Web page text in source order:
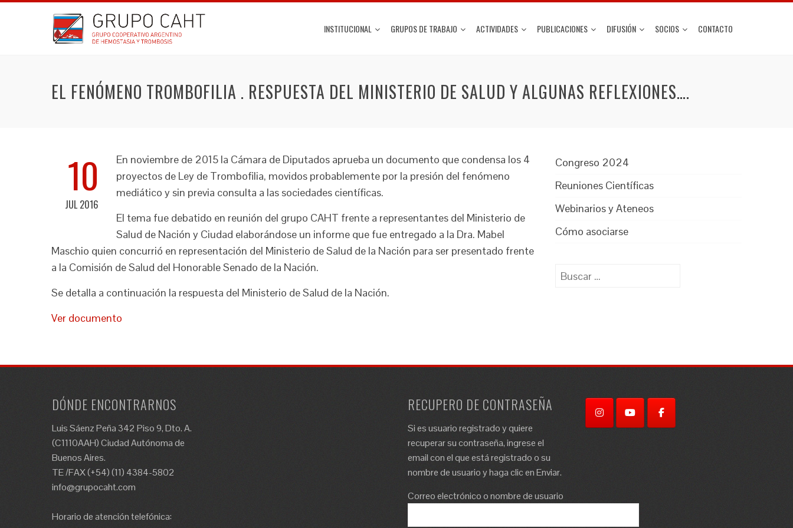
INSTITUCIONAL GRUPOS DE TRABAJO ACTIVIDADES PUBLICACIONES DIFUSIÓN SOCIOS CONTACTO
EL FENÓMENO TROMBOFILIA . RESPUESTA DEL MINISTERIO DE SALUD Y ALGUNAS REFLEXIONES….
10
JUL 2016
En noviembre de 2015 la Cámara de Diputados aprueba un documento que condensa los 4
proyectos de Ley de Trombofilia, movidos probablemente por la presión del fenómeno
mediático y sin previa consulta a las sociedades científicas.
El tema fue debatido en reunión del grupo CAHT frente a representantes del Ministerio de
Salud de Nación y Ciudad elaborándose un informe que fue entregado a la Dra. Mabel
Maschio quien concurrió en representación del Ministerio de Salud de la Nación para ser presentado frente
a la Comisión de Salud del Honorable Senado de la Nación.
Se detalla a continuación la respuesta del Ministerio de Salud de la Nación.
Ver documento
Congreso 2024
Reuniones Científicas
Webinarios y Ateneos
Cómo asociarse
Buscar:
DÓNDE ENCONTRARNOS
Luis Sáenz Peña 342 Piso 9, Dto. A.
(C1110AAH) Ciudad Autónoma de
Buenos Aires.
TE /FAX (+54) (11) 4384-5802
info@grupocaht.com
Horario de atención telefónica:
RECUPERO DE CONTRASEÑA
Si es usuario registrado y quiere
recuperar su contraseña, ingrese el
email con el que está registrado o su
nombre de usuario y haga clic en Enviar.
Correo electrónico o nombre de usuario